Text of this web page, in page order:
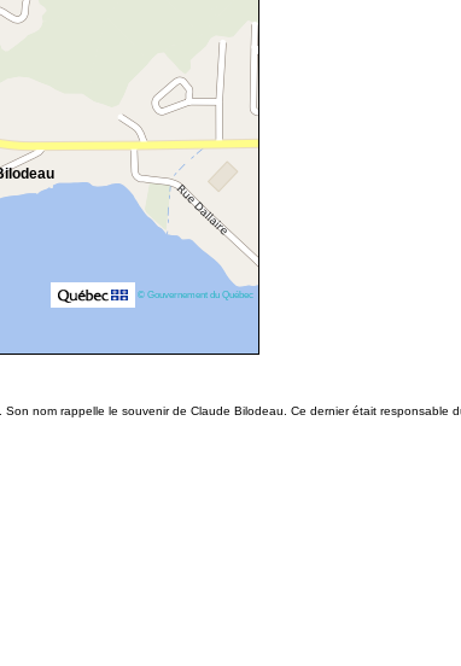
© Gouvernement du Québec
nom rappelle le souvenir de Claude Bilodeau. Ce dernier était responsable